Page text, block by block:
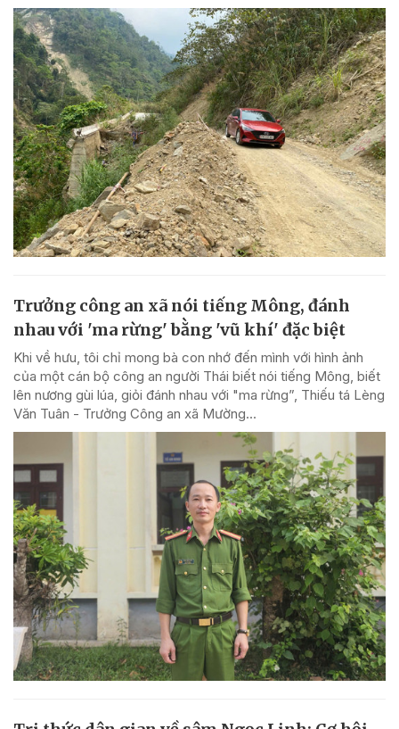
Trưởng công an xã nói tiếng Mông, đánh
nhau với 'ma rừng' bằng 'vũ khí' đặc biệt
Khi về hưu, tôi chỉ mong bà con nhớ đến mình với hình ảnh
của một cán bộ công an người Thái biết nói tiếng Mông, biết
lên nương gùi lúa, giỏi đánh nhau với "ma rừng”, Thiếu tá Lèng
Văn Tuân - Trưởng Công an xã Mường...